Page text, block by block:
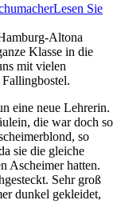
Lesen Sie
Altona
Klasse in die
mit vielen
eine neue Lehrerin.
die war doch so
so
sie die gleiche
Ascheimer hatten.
Sehr groß
dunkel gekleidet,